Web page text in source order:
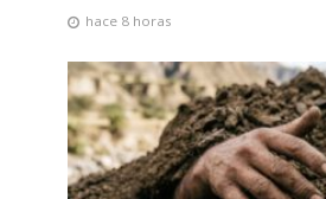
hace 8 horas